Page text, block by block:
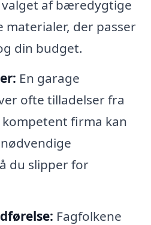
valget af bæredygtige
materialer, der passer
din budget.
En garage
ofte tilladelser fra
firma kan
du slipper for
Fagfolkene